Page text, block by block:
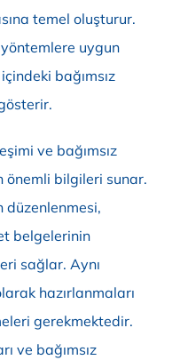
temel oluşturur.
yöntemlere uygun
bağımsız
ve bağımsız
önemli bilgileri sunar.
belgelerinin
sağlar. Aynı
hazırlanmaları
gerekmektedir.
ve bağımsız